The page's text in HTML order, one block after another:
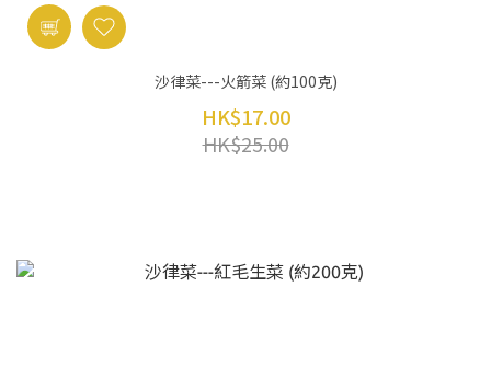
沙律菜---火箭菜 (約100克)
HK$17.00
HK$25.00